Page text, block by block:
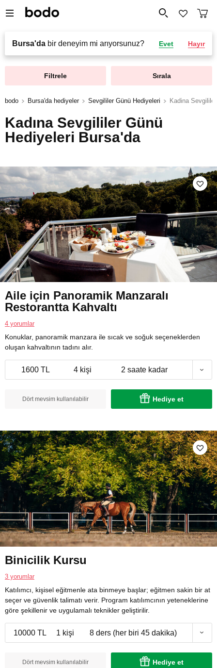
Bursa'da bir deneyim mi arıyorsunuz? Evet Hayır
Filtrele Sırala
bodo Bursa'da hediyeler Sevgililer Günü Hediyeleri Kadina
Kadına Sevgililer Günü
Hediyeleri Bursa'da
Aile için Panoramik Manzaralı
Restorantta Kahvaltı
4 yorumlar
Konuklar, panoramik manzara ile sıcak ve soğuk seçeneklerden
oluşan kahvaltının tadını alır.
1600 TL 4 kişi 2 saate kadar
Dört mevsim kullanılabilir Hediye et
Binicilik Kursu
3 yorumlar
Katılımcı, kişisel eğitmenle ata binmeye başlar; eğitmen sakin bir at
seçer ve güvenlik talimatı verir. Program katılımcının yeteneklerine
göre şekillenir ve uygulamalı teknikler geliştirilir.
10000 TL 1 kişi 8 ders (her biri 45 dakika)
Dört mevsim kullanılabilir Hediye et